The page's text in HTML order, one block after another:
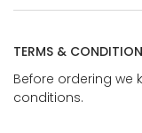
TERMS &
Before ordering we
conditions.